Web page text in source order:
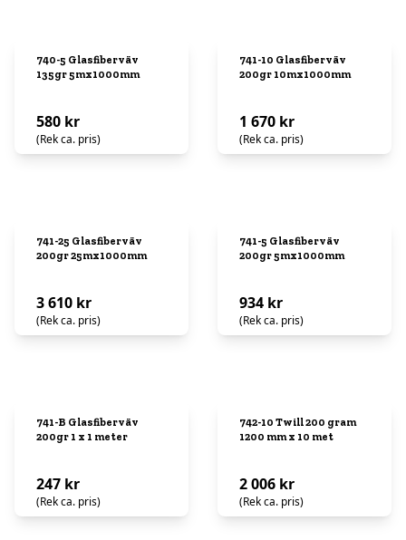
740-5 Glasfiberväv
135gr 5mx1000mm
580 kr
(Rek ca. pris)
741-10 Glasfiberväv
200gr 10mx1000mm
1 670 kr
(Rek ca. pris)
741-25 Glasfiberväv
200gr 25mx1000mm
3 610 kr
(Rek ca. pris)
741-5 Glasfiberväv
200gr 5mx1000mm
934 kr
(Rek ca. pris)
741-B Glasfiberväv
200gr 1 x 1 meter
247 kr
(Rek ca. pris)
742-10 Twill 200 gram
1200 mm x 10 met
2 006 kr
(Rek ca. pris)